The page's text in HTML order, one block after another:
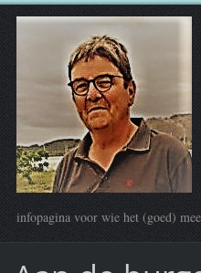
infopagina voor wie het (goed)